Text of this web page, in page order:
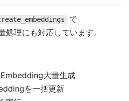
で
処理にも対応しています。
大量生成
を一括更新